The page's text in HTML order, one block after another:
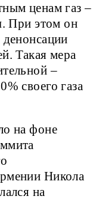
ценам газ –
При этом он
Такая мера
–
своего газа
на фоне
Никола
на